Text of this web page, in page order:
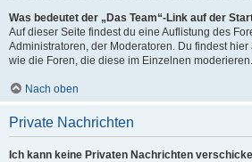
Was bedeutet der „Das Team“-Link auf der
Auf dieser Seite findest du eine Auflistung des
Administratoren, der Moderatoren. Du findest
wie die Foren, die diese im Einzelnen moderieren.
Nach oben
Private Nachrichten
Ich kann keine Privaten Nachrichten